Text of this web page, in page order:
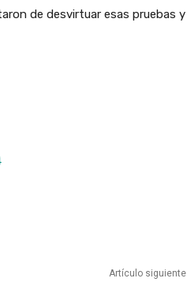
de desvirtuar esas pruebas y
Artículo siguiente